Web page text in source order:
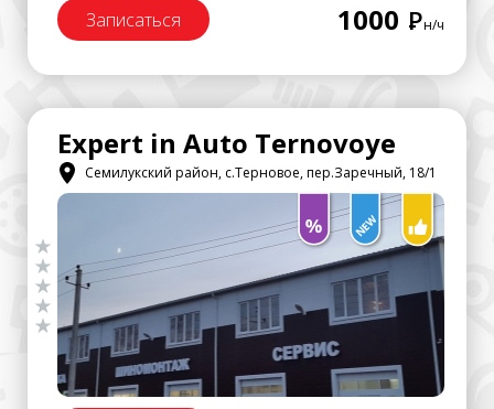
Записаться 1000 Рн/ч
Expert in Auto Ternovoye
Семилукский район, с.Терновое, пер.Заречный, 18/1